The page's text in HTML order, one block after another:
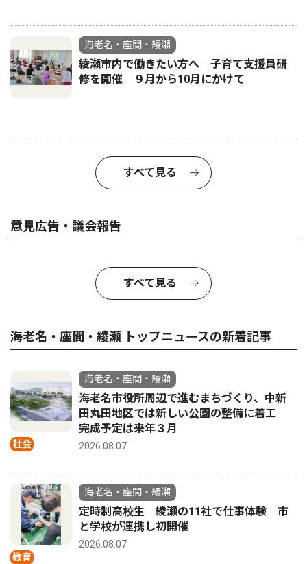
海老名・座間・綾瀬
綾瀬市内で働きたい方へ 子育て支援員研
修を開催 ９月から10月にかけて
すべて見る
意見広告・議会報告
すべて見る
海老名・座間・綾瀬 トップニュースの新着記事
社会
海老名・座間・綾瀬
海老名市役所周辺で進むまちづくり、中新
田丸田地区では新しい公園の整備に着工
完成予定は来年３月
2026.08.07
教育
海老名・座間・綾瀬
定時制高校生 綾瀬の11社で仕事体験 市
と学校が連携し初開催
2026.08.07